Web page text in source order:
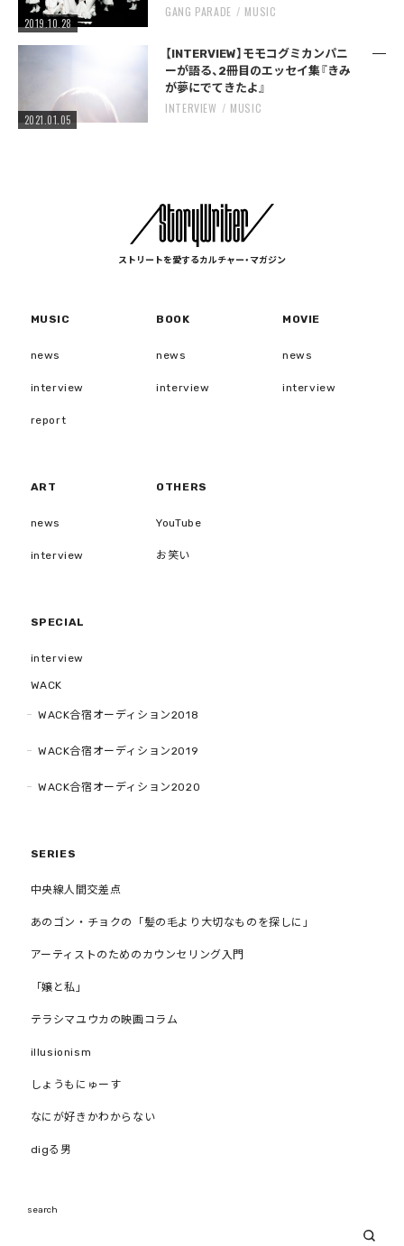
2019.10.28
GANG PARADE MUSIC
2021.01.05
【INTERVIEW】モモコグミカンパニ
ーが語る、2冊目のエッセイ集『きみ
が夢にでてきたよ』
INTERVIEW MUSIC
ストリートを愛するカルチャー・マガジン
MUSIC
news
interview
report
BOOK
news
interview
MOVIE
news
interview
ART
news
interview
OTHERS
YouTube
お笑い
SPECIAL
interview
WACK
WACK合宿オーディション2018
WACK合宿オーディション2019
WACK合宿オーディション2020
SERIES
中央線人間交差点
あのゴン・チョクの「髪の毛より大切なものを探しに」
アーティストのためのカウンセリング入門
「嬢と私」
テラシマユウカの映画コラム
illusionism
しょうもにゅーす
なにが好きかわからない
digる男
search